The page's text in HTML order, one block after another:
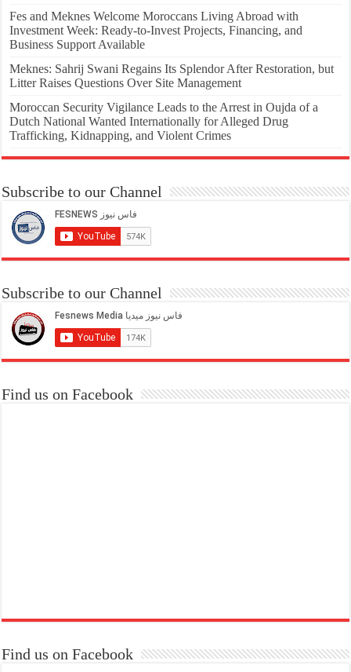
Fes and Meknes Welcome Moroccans Living Abroad with
Investment Week: Ready-to-Invest Projects, Financing, and
Business Support Available
Meknes: Sahrij Swani Regains Its Splendor After Restoration, but
Litter Raises Questions Over Site Management
Moroccan Security Vigilance Leads to the Arrest in Oujda of a
Dutch National Wanted Internationally for Alleged Drug
Trafficking, Kidnapping, and Violent Crimes
Subscribe to our Channel
Subscribe to our Channel
Find us on Facebook
Find us on Facebook